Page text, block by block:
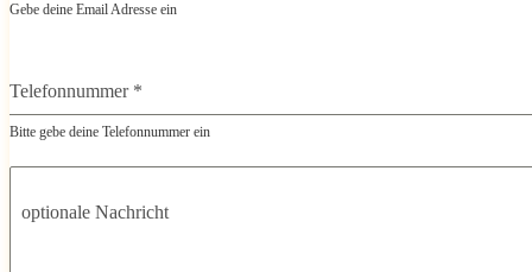
Gebe deine Email Adresse ein
Telefonnummer *
Bitte gebe deine Telefonnummer ein
optionale Nachricht